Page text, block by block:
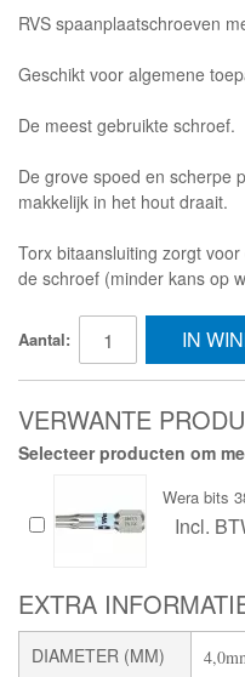
RVS spaanplaatschroeven
Geschikt voor algemene
De meest gebruikte schroef.
De grove spoed en scherpe
makkelijk in het hout draait.
Torx bitaansluiting zorgt
de schroef (minder kans op
Aantal: IN
VERWANTE
Selecteer producten om
Wera bits
Incl.
EXTRA
DIAMETER (MM)